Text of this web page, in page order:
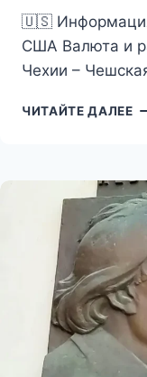
🇺🇸 Информация
США Валюта и
Чехии –
ЧИТАЙТЕ ДАЛЕЕ